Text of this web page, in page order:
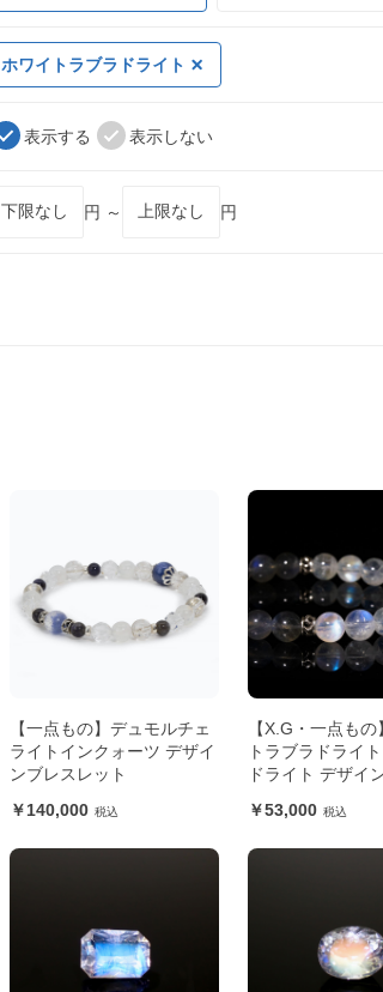
ホワイトラブラドライト
表示する 表示しない
円 ～ 円
【一点もの】デュモルチェ
ライトインクォーツ デザイ
ンブレスレット
140,000
【X.G・一点もの
トラブラドライ
ドライト デザイ
53,000